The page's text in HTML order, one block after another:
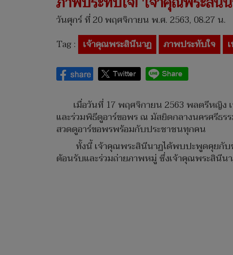
วันศุกร์ ที่ 20 พฤศจิกายน พ.ศ. 2563, 08.27 น.
Tag : เจ้าคุณพระสินีนาฏ ภาพประทับใจ
เมื่อวันที่ 17 พฤศจิกายน 2563 พลตรีหญิง
และร่วมพิธีดูอาร์ขอพร ณ มัสยิดกลางนครศรีธร
สวดดูอาร์ขอพรพร้อมกับประชาชนทุกคน
ทั้งนี้ เจ้าคุณพระสินีนาฏได้พบปะพูดคุยกับ
ต้อนรับและร่วมถ่ายภาพหมู่ ซึ่งเจ้าคุณพระสินีน